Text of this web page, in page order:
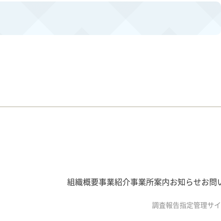
組織概要事業紹介事業所案内お知らせお問
調査報告指定管理サ